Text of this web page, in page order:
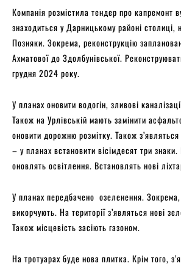
Компанія розмістила тендер про капремонт
знаходиться у Дарницькому районі столиці,
Позняки. Зокрема, реконструкцію
Ахматової до Здолбунівської.
грудня 2024 року.
У планах оновити водогін, зливові
Також на Урлівській мають замінити
оновити дорожню розмітку. Також
– у планах встановити вісімдесят три знаки.
оновлять освітлення. Встановлять нові
У планах передбачено озеленення. Зокрема,
викорчують. На території з’являться нові
Також місцевість засіють газоном.
На тротуарах буде нова плитка. Крім того,